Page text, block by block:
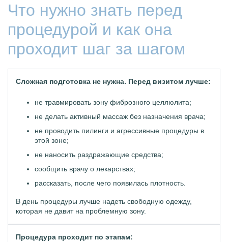
Что нужно знать перед
процедурой и как она
проходит шаг за шагом
Сложная подготовка не нужна. Перед визитом лучше:
не травмировать зону фиброзного целлюлита;
не делать активный массаж без назначения врача;
не проводить пилинги и агрессивные процедуры в
этой зоне;
не наносить раздражающие средства;
сообщить врачу о лекарствах;
рассказать, после чего появилась плотность.
В день процедуры лучше надеть свободную одежду,
которая не давит на проблемную зону.
Процедура проходит по этапам: